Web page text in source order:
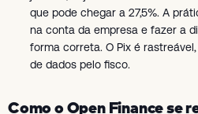
que pode chegar a 27,5%. A
na conta da empresa e fazer a
forma correta. O Pix é
de dados pelo fisco.
Como o Open Finance se